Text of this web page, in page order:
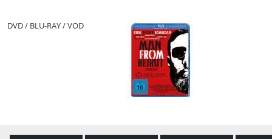
DVD / BLU-RAY / VOD